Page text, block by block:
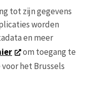
tot zijn gegevens
worden
en meer
om toegang te
het Brussels